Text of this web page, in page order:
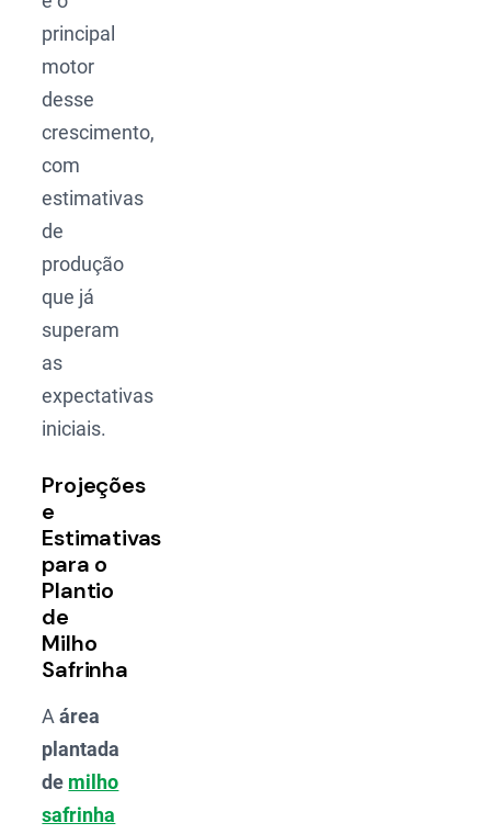
principal
motor
desse
crescimento,
com
estimativas
de
produção
que já
superam
as
expectativas
iniciais.
Projeções
e
Estimativas
para o
Plantio
de
Milho
Safrinha
Aárea
plantada
de milho
safrinha